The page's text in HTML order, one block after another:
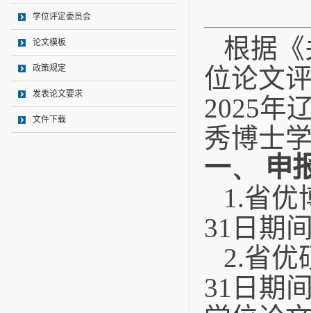
学位评定委员会
论文模板
政策规定
发表论文要求
文件下载
根据
位论文
2025年
秀博士
一、 申
1.省优
31 日期
2.省优
31 日期